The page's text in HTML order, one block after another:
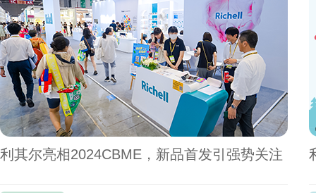
利其尔亮相2024CBME，新品首发引强势关注